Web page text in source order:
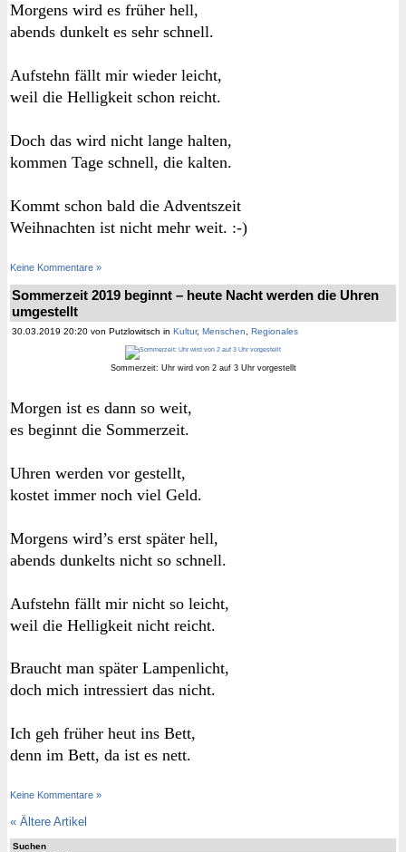
Morgens wird es früher hell,
abends dunkelt es sehr schnell.
Aufstehn fällt mir wieder leicht,
weil die Helligkeit schon reicht.
Doch das wird nicht lange halten,
kommen Tage schnell, die kalten.
Kommt schon bald die Adventszeit
Weihnachten ist nicht mehr weit. :-)
Keine Kommentare »
Sommerzeit 2019 beginnt – heute Nacht werden die Uhren
umgestellt
30.03.2019 20:20 von Putzlowitsch in Kultur, Menschen Regionales
Sommerzeit: Uhr wird von 2 auf 3 Uhr vorgestellt
Morgen ist es dann so weit,
es beginnt die Sommerzeit.
Uhren werden vor gestellt,
kostet immer noch viel Geld.
Morgens wird’s erst später hell,
abends dunkelts nicht so schnell.
Aufstehn fällt mir nicht so leicht,
weil die Helligkeit nicht reicht.
Braucht man später Lampenlicht,
doch mich intressiert das nicht.
Ich geh früher heut ins Bett,
denn im Bett, da ist es nett.
Keine Kommentare »
«Ältere Artikel
Suchen